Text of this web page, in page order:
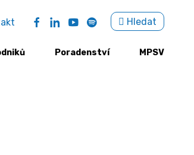
Hledat
Poradenství MPSV